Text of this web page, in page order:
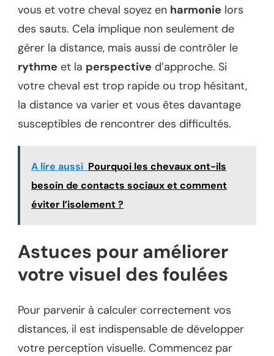
vous et votre cheval soyez en harmonie lors
des sauts. Cela implique non seulement de
gérer la distance, mais aussi de contrôler le
rythme et la perspective d’approche. Si
votre cheval est trop rapide ou trop hésitant,
la distance va varier et vous êtes davantage
susceptibles de rencontrer des difficultés.
A lire aussi Pourquoi les chevaux ont-ils
besoin de contacts sociaux et comment
éviter l’isolement ?
Astuces pour améliorer
votre visuel des foulées
Pour parvenir à calculer correctement vos
distances, il est indispensable de développer
votre perception visuelle. Commencez par